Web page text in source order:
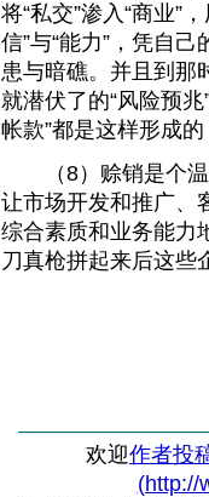
将“私交”渗入“商业”
信”与“能力”，凭自
患与暗礁。并且到那
就潜伏了的“风险预
帐款”都是这样形成
（8）赊销是个温
让市场开发和推广、
综合素质和业务能力
刀真枪拼起来后这些
欢迎作者投
(http://